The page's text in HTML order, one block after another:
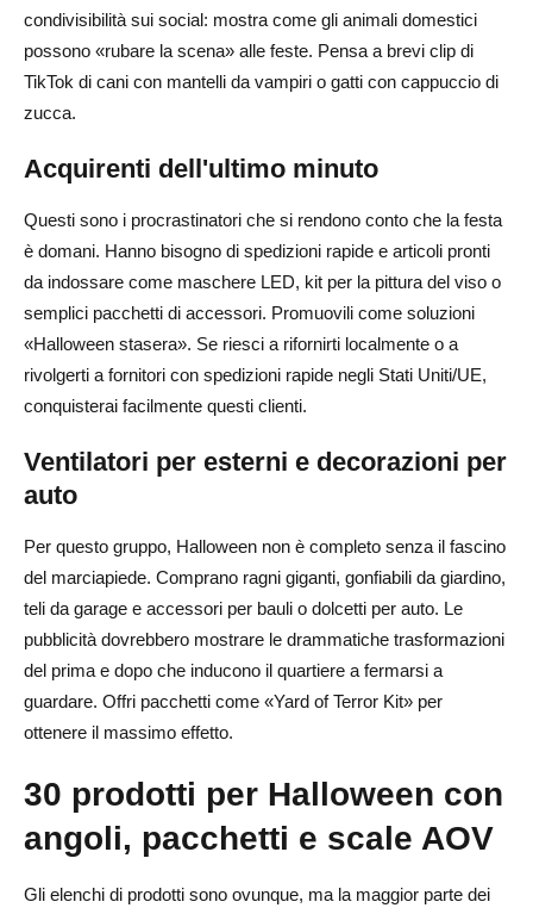
condivisibilità sui social: mostra come gli animali domestici
possono «rubare la scena» alle feste. Pensa a brevi clip di
TikTok di cani con mantelli da vampiri o gatti con cappuccio di
zucca.
Acquirenti dell'ultimo minuto
Questi sono i procrastinatori che si rendono conto che la festa
è domani. Hanno bisogno di spedizioni rapide e articoli pronti
da indossare come maschere LED, kit per la pittura del viso o
semplici pacchetti di accessori. Promuovili come soluzioni
«Halloween stasera». Se riesci a rifornirti localmente o a
rivolgerti a fornitori con spedizioni rapide negli Stati Uniti/UE,
conquisterai facilmente questi clienti.
Ventilatori per esterni e decorazioni per
auto
Per questo gruppo, Halloween non è completo senza il fascino
del marciapiede. Comprano ragni giganti, gonfiabili da giardino,
teli da garage e accessori per bauli o dolcetti per auto. Le
pubblicità dovrebbero mostrare le drammatiche trasformazioni
del prima e dopo che inducono il quartiere a fermarsi a
guardare. Offri pacchetti come «Yard of Terror Kit» per
ottenere il massimo effetto.
30 prodotti per Halloween con
angoli, pacchetti e scale AOV
Gli elenchi di prodotti sono ovunque, ma la maggior parte dei